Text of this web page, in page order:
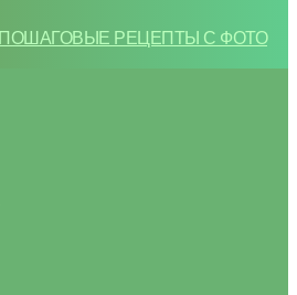
РЕЦЕПТЫ С ФОТО